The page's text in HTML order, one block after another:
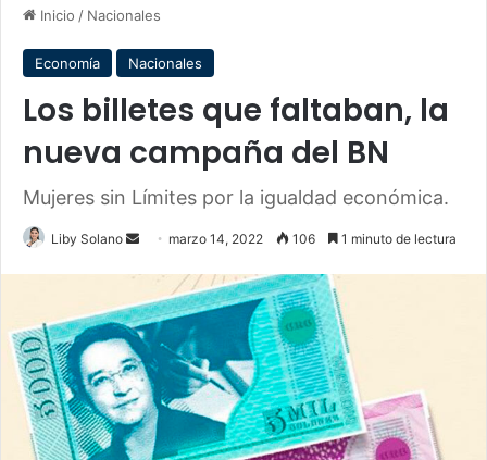
Inicio / Nacionales
Economía Nacionales
Los billetes que faltaban, la
nueva campaña del BN
Mujeres sin Límites por la igualdad económica.
Liby Solano
Send marzo 14, 2022 106 1 minuto de lectura